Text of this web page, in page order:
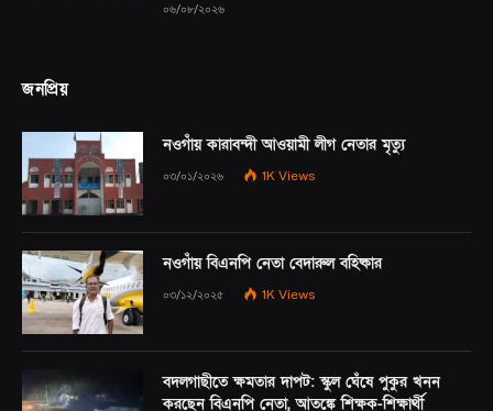
০৬/০৮/২০২৬
জনপ্রিয়
নওগাঁয় কারাবন্দী আওয়ামী লীগ নেতার মৃত্যু
০৩/০১/২০২৬ 1K Views
নওগাঁয় বিএনপি নেতা বেদারুল বহিষ্কার
০৩/১২/২০২৫ 1K Views
বদলগাছীতে ক্ষমতার দাপট: স্কুল ঘেঁষে পুকুর খনন
করছেন বিএনপি নেতা, আতঙ্কে শিক্ষক-শিক্ষার্থী